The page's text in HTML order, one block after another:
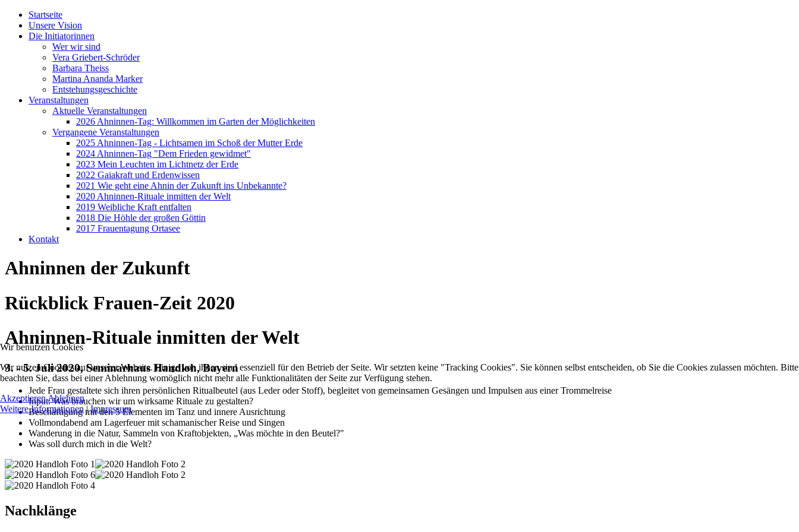
Startseite
Unsere Vision
Die Initiatorinnen
Wer wir sind
Vera Griebert-Schröder
Barbara Theiss
Martina Ananda Marker
Entstehungsgeschichte
Veranstaltungen
Aktuelle Veranstaltungen
2026 Ahninnen-Tag: Willkommen im Garten der Möglichkeiten
Vergangene Veranstaltungen
2025 Ahninnen-Tag - Lichtsamen im Schoß der Mutter Erde
2024 Ahninnen-Tag "Dem Frieden gewidmet"
2023 Mein Leuchten im Lichtnetz der Erde
2022 Gaiakraft und Erdenwissen
2021 Wie geht eine Ahnin der Zukunft ins Unbekannte?
2020 Ahninnen-Rituale inmitten der Welt
2019 Weibliche Kraft entfalten
2018 Die Höhle der großen Göttin
2017 Frauentagung Ortasee
Kontakt
Ahninnen der Zukunft
Rückblick Frauen-Zeit 2020
Ahninnen-Rituale inmitten der Welt
3. - 5. Juli 2020, Seminarhaus Handloh, Bayern
Jede Frau gestaltete sich ihren persönlichen Ritualbeutel (aus Leder oder Stoff), begleitet von gemeinsamen Gesängen und Impulsen aus einer Trommelreise
Input: Was brauchen wir um wirksame Rituale zu gestalten?
Beschäftigung mit den 5 Elementen im Tanz und innere Ausrichtung
Vollmondabend am Lagerfeuer mit schamanischer Reise und Singen
Wanderung in die Natur, Sammeln von Kraftobjekten, „Was möchte in den Beutel?"
Was soll durch mich in die Welt?
Nachklänge
Wir benutzen Cookies
Wir nutzen Cookies auf unserer Website. Einige von ihnen sind essenziell für den Betrieb der Seite. Wir setzten keine "Tracking Cookies". Sie können selbst entscheiden, ob Sie die Cookies zulassen möchten. Bitte
beachten Sie, dass bei einer Ablehnung womöglich nicht mehr alle Funktionalitäten der Seite zur Verfügung stehen.
Akzeptieren Ablehnen
Weitere Informationen|Impressum